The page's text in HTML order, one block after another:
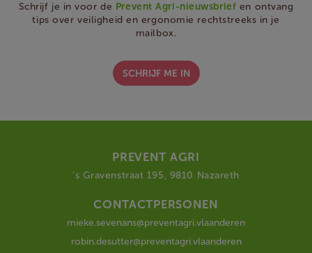
Schrijf je in voor de Prevent Agri-nieuwsbrief en ontvang
tips over veiligheid en ergonomie rechtstreeks in je
mailbox.
SCHRIJF ME IN
PREVENT AGRI
‘s Gravenstraat 195, 9810 Nazareth
CONTACTPERSONEN
mieke.sevenans@preventagri.vlaanderen
robin.desutter@preventagri.vlaanderen